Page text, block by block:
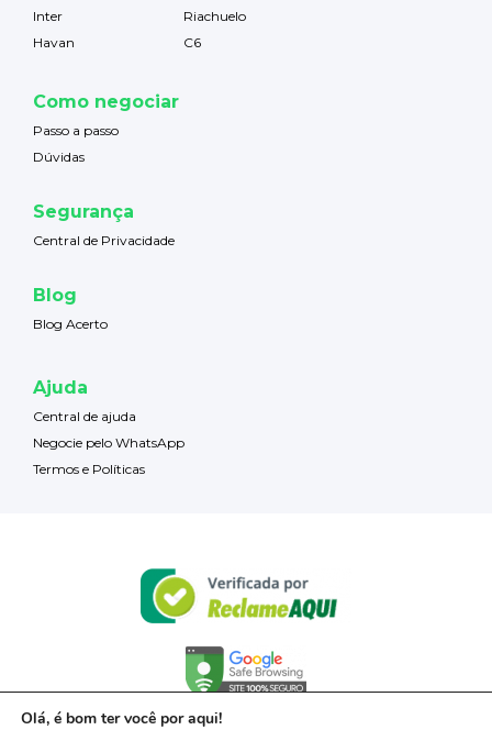
Inter
Riachuelo
Havan
C6
Como negociar
Passo a passo
Dúvidas
Segurança
Central de Privacidade
Blog
Blog Acerto
Ajuda
Central de ajuda
Negocie pelo WhatsApp
Termos e Políticas
Olá, é bom ter você por aqui!